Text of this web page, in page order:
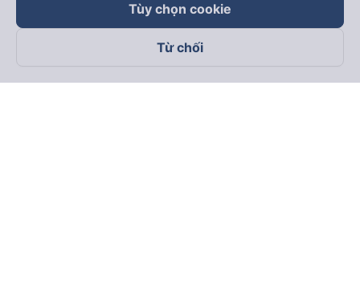
Facebook Tiktok Youtube
Tùy chọn cookie
Từ chối